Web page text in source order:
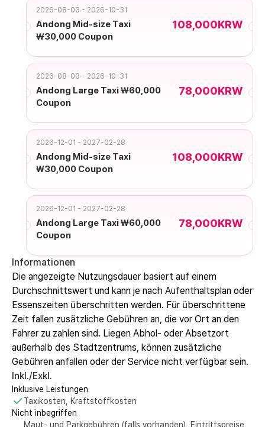
2026-08-03 - 2026-10-31
Andong Mid-size Taxi
₩30,000 Coupon
108,000KRW
2026-08-03 - 2026-10-31
Andong Large Taxi ₩60,000
Coupon
78,000KRW
2026-12-01 - 2027-02-28
Andong Mid-size Taxi
₩30,000 Coupon
108,000KRW
2026-12-01 - 2027-02-28
Andong Large Taxi ₩60,000
Coupon
78,000KRW
Informationen
Die angezeigte Nutzungsdauer basiert auf einem
Durchschnittswert und kann je nach Aufenthaltsplan oder
Essenszeiten überschritten werden. Für überschrittene
Zeit fallen zusätzliche Gebühren an, die vor Ort an den
Fahrer zu zahlen sind. Liegen Abhol- oder Absetzort
außerhalb des Stadtzentrums, können zusätzliche
Gebühren anfallen oder der Service nicht verfügbar sein.
Inkl./Exkl.
Inklusive Leistungen
Taxikosten, Kraftstoffkosten
Nicht inbegriffen
Maut- und Parkgebühren (falls vorhanden), Eintrittspreise